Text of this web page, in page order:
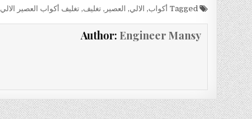
Tagged أكواب, الالي, العصير ,تغليف,تغليف أكواب العصير الالي
Author: Engineer Mansy